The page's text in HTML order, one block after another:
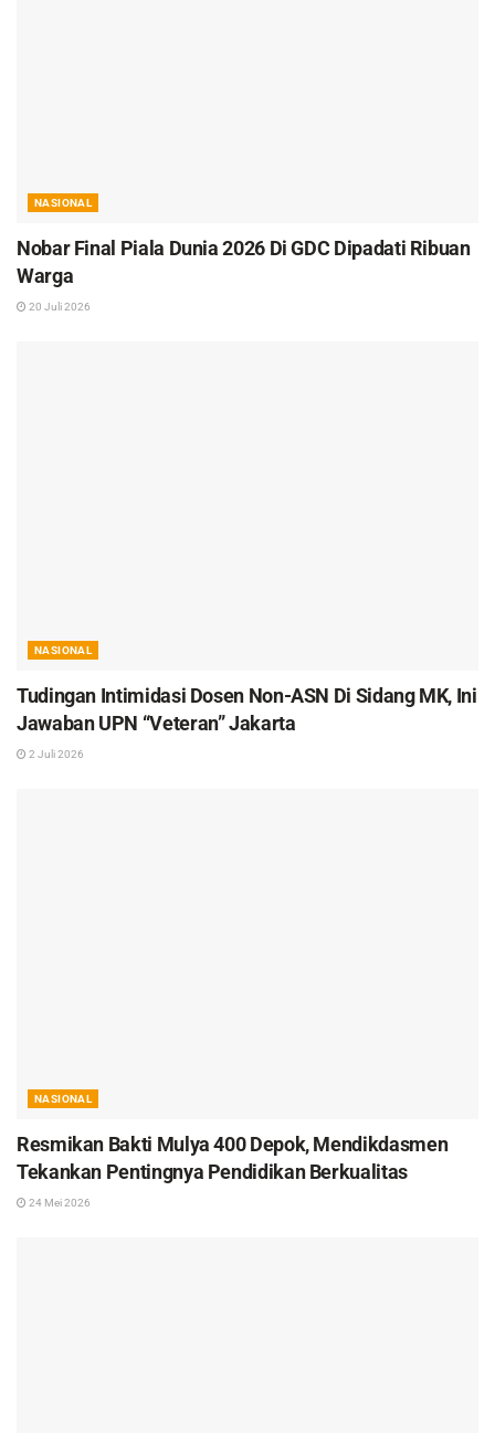
NASIONAL
Nobar Final Piala Dunia 2026 Di GDC Dipadati Ribuan
Warga
20 Juli 2026
NASIONAL
Tudingan Intimidasi Dosen Non-ASN Di Sidang MK, Ini
Jawaban UPN “Veteran” Jakarta
2 Juli 2026
NASIONAL
Resmikan Bakti Mulya 400 Depok, Mendikdasmen
Tekankan Pentingnya Pendidikan Berkualitas
24 Mei 2026